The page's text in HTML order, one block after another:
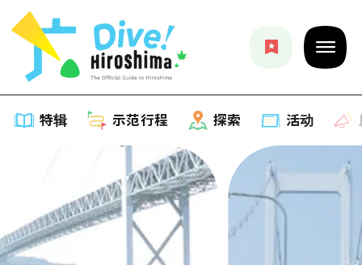
特辑 示范行程 探索 活动
特辑
列表
示范行程